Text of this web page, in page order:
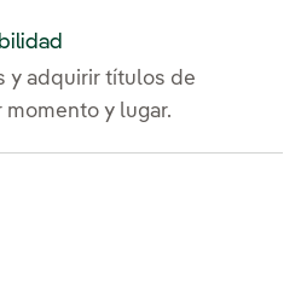
y adquirir títulos de
y lugar.